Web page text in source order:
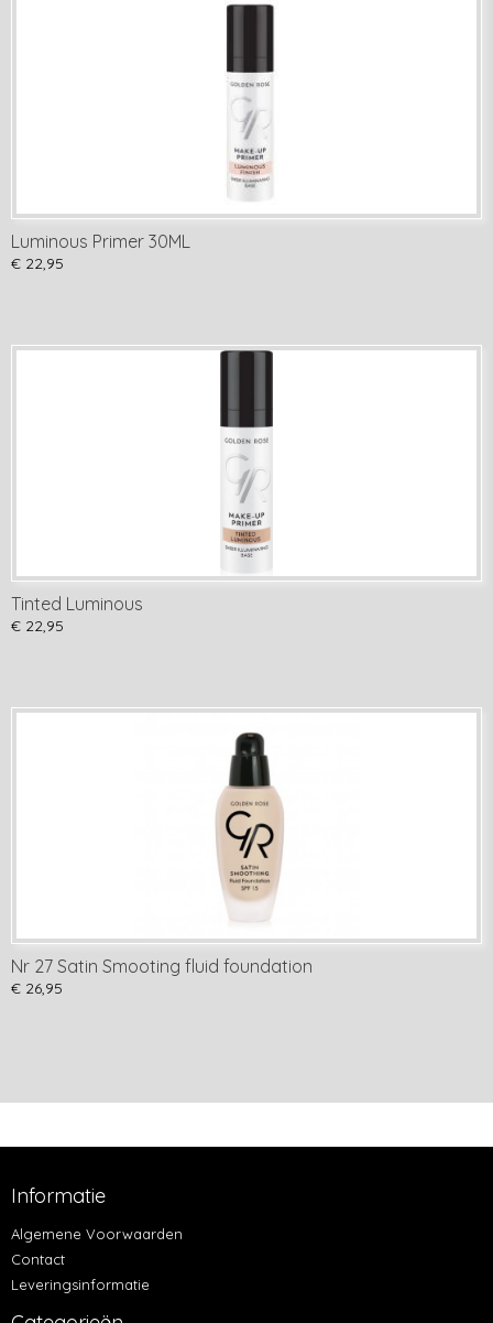
Luminous Primer 30ML
€ 22,95
Tinted Luminous
€ 22,95
Nr 27 Satin Smooting fluid foundation
€ 26,95
Informatie
Algemene Voorwaarden
Contact
Leveringsinformatie